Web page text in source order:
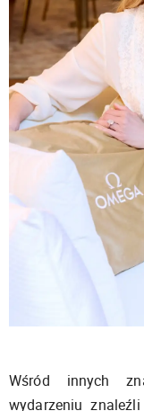
Wśród innych
wydarzeniu